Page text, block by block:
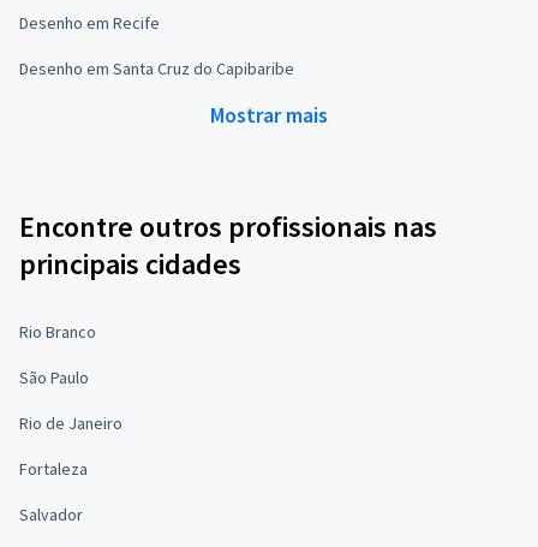
Desenho em Recife
Desenho em Santa Cruz do Capibaribe
Mostrar mais
Encontre outros profissionais nas
principais cidades
Rio Branco
São Paulo
Rio de Janeiro
Fortaleza
Salvador